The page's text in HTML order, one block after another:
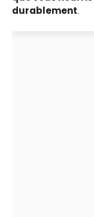
durablement.